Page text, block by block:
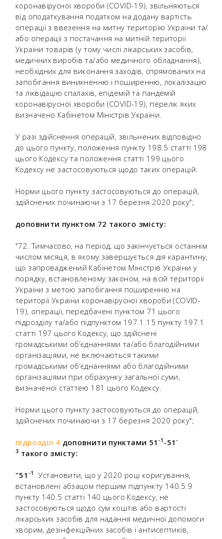
коронавірусної хвороби (COVID-19), звільняються
від оподаткування податком на додану вартість
операції з ввезення на митну територію України та/
або операції з постачання на митній території
України товарів (у тому числі лікарських засобів,
медичних виробів та/або медичного обладнання),
необхідних для виконання заходів, спрямованих на
запобігання виникненню і поширенню, локалізацію
та ліквідацію спалахів, епідемій та пандемій
коронавірусної хвороби (COVID-19), перелік яких
визначено Кабінетом Міністрів України.
У разі здійснення операцій, звільнених відповідно
до цього пункту, положення пункту 198.5 статті 198
цього Кодексу та положення статті 199 цього
Кодексу не застосовуються щодо таких операцій.
Норми цього пункту застосовуються до операцій,
здійснених починаючи з 17 березня 2020 року";
доповнити пунктом 72 такого змісту:
"72. Тимчасово, на період, що закінчується останнім
числом місяця, в якому завершується дія карантину,
що запроваджений Кабінетом Міністрів України у
порядку, встановленому законом, на всій території
України з метою запобігання поширенню на
території України коронавірусної хвороби (COVID-
19), операції, передбачені пунктом 71 цього
підрозділу та/або підпунктом 197.1.15 пункту 197.1
статті 197 цього Кодексу, що здійснені
громадськими об’єднаннями та/або благодійними
організаціями, не включаються такими
громадськими об’єднаннями або благодійними
організаціями при обрахунку загальної суми,
визначеної статтею 181 цього Кодексу.
Норми цього пункту застосовуються до операцій,
здійснених починаючи з 17 березня 2020 року";
підрозділ 4 доповнити пунктами 51 -1 -51 -
3 такого змісту:
"51 -1 . Установити, що у 2020 році коригування,
встановлені абзацом першим підпункту 140.5.9
пункту 140.5 статті 140 цього Кодексу, не
застосовуються щодо сум коштів або вартості
лікарських засобів для надання медичної допомоги
хворим, дезінфекційних засобів і антисептиків,